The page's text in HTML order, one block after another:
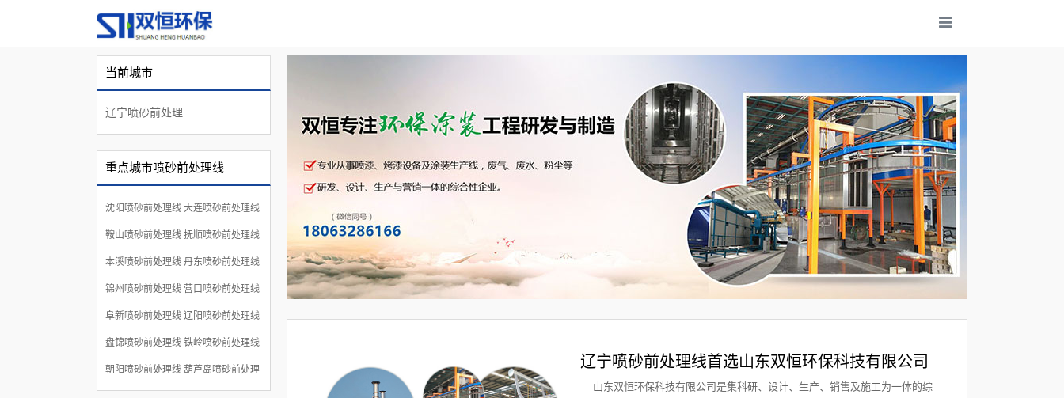
山东双恒环
保科技有限
当前城市
辽宁喷砂前处理
重点城市喷砂前处理线
沈阳喷砂前处理线 大连喷砂前处理线
鞍山喷砂前处理线 抚顺喷砂前处理线
本溪喷砂前处理线 丹东喷砂前处理线
锦州喷砂前处理线 营口喷砂前处理线
阜新喷砂前处理线 辽阳喷砂前处理线
盘锦喷砂前处理线 铁岭喷砂前处理线
朝阳喷砂前处理线 葫芦岛喷砂前处理 辽宁喷砂前处理线首选山东双恒环保科技有限公司
山东双恒环保科技有限公司是集科研、设计、生产、销售及施工为一体的综